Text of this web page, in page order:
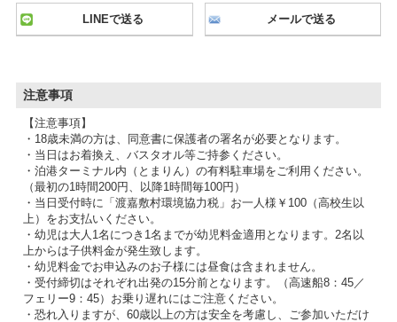
LINEで送る メールで送る
注意事項
【注意事項】
・18歳未満の方は、同意書に保護者の署名が必要となります。
・当日はお着換え、バスタオル等ご持参ください。
・泊港ターミナル内（とまりん）の有料駐車場をご利用ください。
（最初の1時間200円、以降1時間毎100円）
・当日受付時に「渡嘉敷村環境協力税」お一人様￥100（高校生以
上）をお支払いください。
・幼児は大人1名につき1名までが幼児料金適用となります。2名以
上からは子供料金が発生致します。
・幼児料金でお申込みのお子様には昼食は含まれません。
・受付締切はそれぞれ出発の15分前となります。（高速船8：45／
フェリー9：45）お乗り遅れにはご注意ください。
・恐れ入りますが、60歳以上の方は安全を考慮し、ご参加いただけ